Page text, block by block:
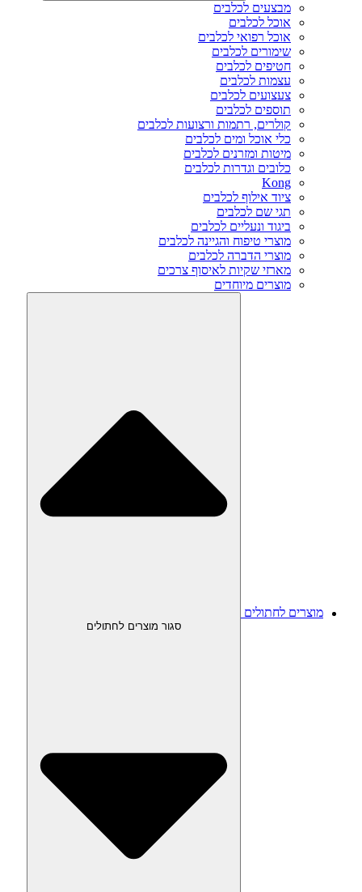
מבצעים לכלבים
אוכל לכלבים
אוכל רפואי לכלבים
שימורים לכלבים
חטיפים לכלבים
עצמות לכלבים
צעצועים לכלבים
תוספים לכלבים
קולרים, רתמות ורצועות לכלבים
כלי אוכל ומים לכלבים
מיטות ומזרנים לכלבים
כלובים וגדרות לכלבים
Kong
ציוד אילוף לכלבים
תגי שם לכלבים
ביגוד ונעליים לכלבים
מוצרי טיפוח והגיינה לכלבים
מוצרי הדברה לכלבים
מארזי שקיות לאיסוף צרכים
מוצרים מיוחדים
מוצרים לחתולים
סגור מוצרים לחתולים